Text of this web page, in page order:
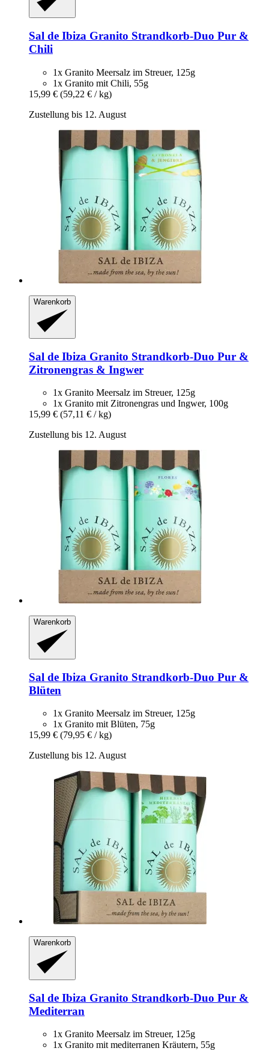
Sal de Ibiza Granito Strandkorb-​Duo Pur &
Chili
1x Granito Meersalz im Streuer, 125g
1x Granito mit Chili, 55g
15,99 € (59,22 € / kg)
Zustellung bis 12. August
Warenkorb
Sal de Ibiza Granito Strandkorb-​Duo Pur &
Zitronengras & Ingwer
1x Granito Meersalz im Streuer, 125g
1x Granito mit Zitronengras und Ingwer, 100g
15,99 € (57,11 € / kg)
Zustellung bis 12. August
Warenkorb
Sal de Ibiza Granito Strandkorb-​Duo Pur &
Blüten
1x Granito Meersalz im Streuer, 125g
1x Granito mit Blüten, 75g
15,99 € (79,95 € / kg)
Zustellung bis 12. August
Warenkorb
Sal de Ibiza Granito Strandkorb-​Duo Pur &
Mediterran
1x Granito Meersalz im Streuer, 125g
1x Granito mit mediterranen Kräutern, 55g